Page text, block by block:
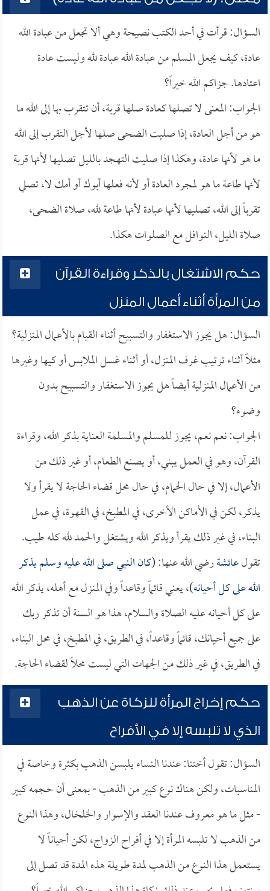
السؤال: قرأت في أحد الكتب نصيحة وهي ألا تجعل من عبادة الله
عادة، كيف يجعل المسلم من عبادة الله عبادة لله وليست عادة
اعتادها. جزاكم الله خيراً؟
الجواب: المعنى لا تصلها كعادة صلها قربة، أن تتقرب بها إلى الله ما
هو من أجل العادة، إذا صليت الضحى صلها لأجل التقرب إلى الله
ما هو لأنها عادة، وهكذا إذا صليت التهجد بالليل تصليها لأنها قربة
لأنها طاعة ما هو لمجرد العادة أو لأنه فعلها أبوك أو أمك لا، تصلي
تقرباً إلى الله، تصليها لأنها عبادة لأنها طاعة لله، صلاة الضحى،
صلاة الليل، النوافل مع الصلوات هكذا.
حكم الاشتغال بالذكر وقراءة القرآن
من المرأة أثناء أعمال المنزل
السؤال: هل يجوز الاستغفار والتسبيح أثناء القيام بالأعمال المنزلية؟
مثلاً أثناء ترتيب غرف المنزل، أو أثناء غسل الملابس أو كيها وغيرها
من الأعمال المنزلية أيضاً هل يجوز الاستغفار والتسبيح بدون
وضوء؟
الجواب: نعم نعم، يجوز للمسلم والمسلمة العناية بذكر الله، وقراءة
القرآن، وهو في العمل يبني، أو يصنع الطعام، أو غير ذلك من
الأعمال، إلا في حال الحمام، في حال محل قضاء الحاجة لا يقرأ ولا
يذكر، لكن في الأماكن الأخرى، في المطبخ، في القهوة، في عمل
البناء، في غير ذلك يقرأ ويذكر الله ويشتغل والحمد لله كله طيب.
تقولعائشةرضي الله عنها: (كان النبي صلى الله عليه وسلم يذكر
الله على كل أحيانه)، يعني قائماً وقاعداً وفي المنزل مع أهله، يذكر الله
على كل أحيانه عليه الصلاة والسلام، هذا هو السنة أن تذكر ربك
على جميع أحيانك، قائماً وقاعداً، في الطريق، في المطبخ، في محل البناء،
في الطريق، في غير ذلك من الجهات التي ليست محلاً لقضاء الحاجة.
حكم إخراج المرأة للزكاة عن الذهب
الذي لا تلبسه إلا في الأفراح
السؤال: تقول أختنا: عندنا النساء يلبسن الذهب بكثرة وخاصة في
المناسبات، ولكن هناك نوع كبير من الذهب - بمعنى أن حجمه كبير
- مثل ما هو معروف عندنا العقد والإسوار والخلخال، وهذا النوع
من الذهب لا تلبسه المرأة إلا في أفراح الزواج، لكن أحياناً لا
يستعمل هذا النوع من الذهب لمدة طويلة هذه المدة قد تصل إلى